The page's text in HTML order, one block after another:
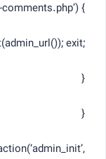
{
exit;
}
}